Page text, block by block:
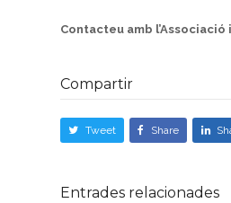
Contacteu amb
Compartir
Tweet Share
Entrades relacionades